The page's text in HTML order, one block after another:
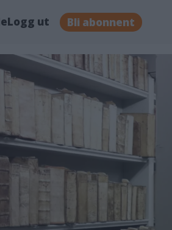
Logg ut Bli abonnent